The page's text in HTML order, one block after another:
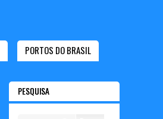
PORTOS DO BRASIL
PESQUISA